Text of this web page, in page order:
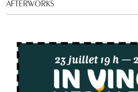
AFTERWORKS